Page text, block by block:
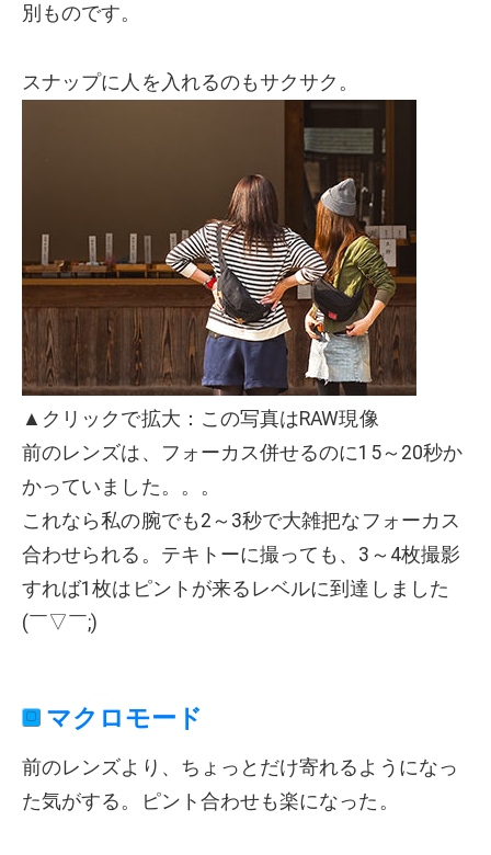
別ものです。
スナップに人を入れるのもサクサク。
▲クリックで拡大：この写真はRAW現像
前のレンズは、フォーカス併せるのに15～20秒か
かっていました。。。
これなら私の腕でも2～3秒で大雑把なフォーカス
合わせられる。テキトーに撮っても、3～4枚撮影
すれば1枚はピントが来るレベルに到達しました
(￣▽￣;)
マクロモード
前のレンズより、ちょっとだけ寄れるようになっ
た気がする。ピント合わせも楽になった。